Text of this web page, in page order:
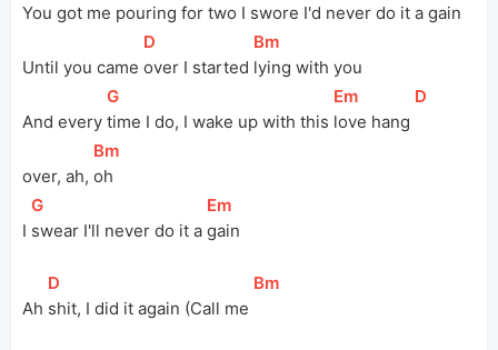
You got me pouring for two I swore I'd never do it a gain
Until you came
[D
over I started
[Bm
lying with you
And every
[
G
time I do, I wake up with this
[Em
love hang
[D
over, ah,
[Bm
oh
I
[
G
swear I'll never do it a
[Em
gain
Ah
[D
shit, I did it again (Call me
[Bm